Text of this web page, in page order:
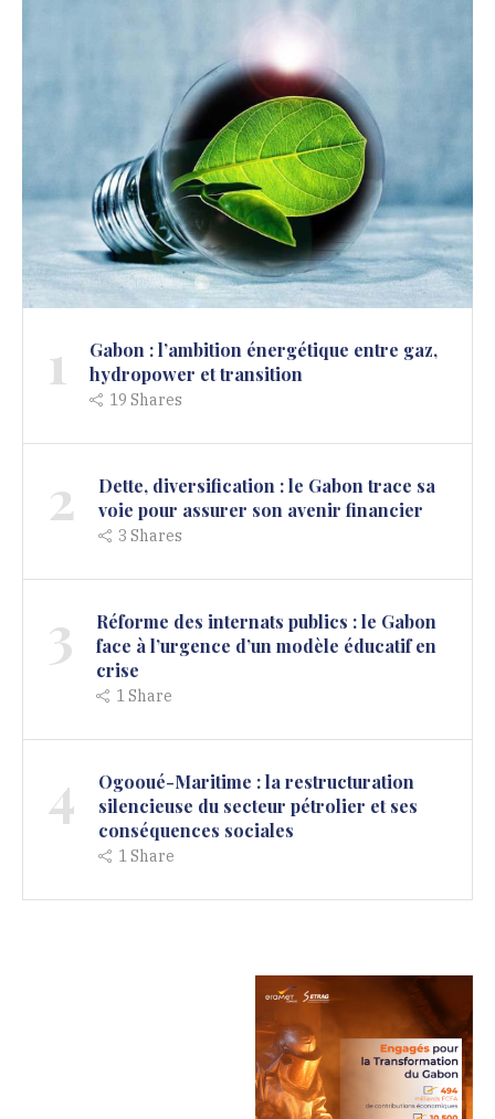
1
Gabon : l’ambition énergétique entre gaz,
hydropower et transition
19 Shares
2
Dette, diversification : le Gabon trace sa
voie pour assurer son avenir financier
3 Shares
3
Réforme des internats publics : le Gabon
face à l’urgence d’un modèle éducatif en
crise
1Share
4
Ogooué-Maritime : la restructuration
silencieuse du secteur pétrolier et ses
conséquences sociales
1Share